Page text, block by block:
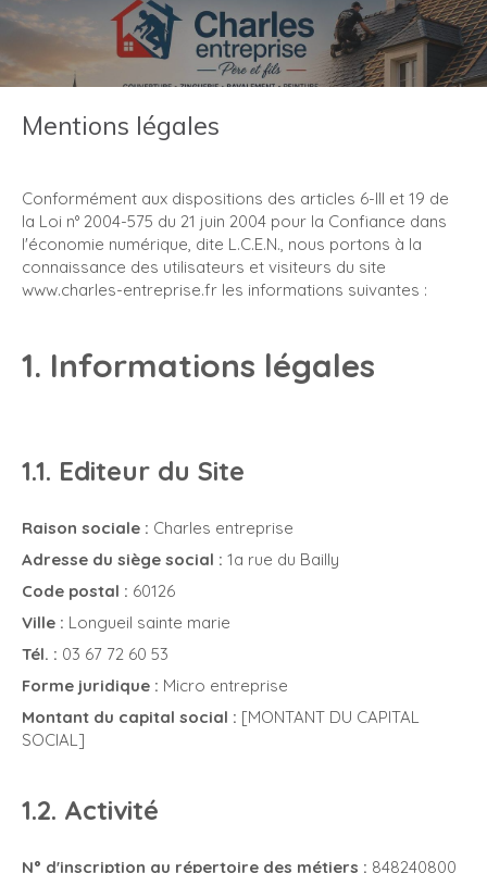
Mentions légales
Conformément aux dispositions des articles 6-III et 19 de
la Loi n° 2004-575 du 21 juin 2004 pour la Confiance dans
l'économie numérique, dite L.C.E.N., nous portons à la
connaissance des utilisateurs et visiteurs du site
www.charles-entreprise.fr les informations suivantes :
1. Informations légales
1.1. Editeur du Site
Raison sociale : Charles entreprise
Adresse du siège social : 1a rue du Bailly
Code postal : 60126
Ville : Longueil sainte marie
Tél. : 03 67 72 60 53
Forme juridique : Micro entreprise
Montant du capital social : [MONTANT DU CAPITAL
SOCIAL]
1.2. Activité
N° d'inscription au répertoire des métiers : 848240800